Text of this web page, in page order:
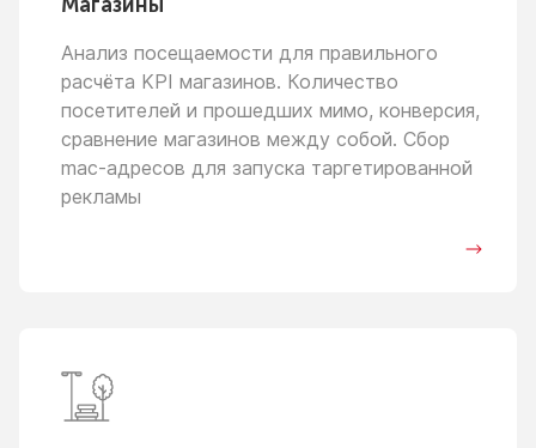
Анализ посещаемости для правильного
расчёта KPI магазинов. Количество
посетителей и прошедших мимо, конверсия,
сравнение магазинов между собой. Сбор
mac-адресов для запуска таргетированной
рекламы